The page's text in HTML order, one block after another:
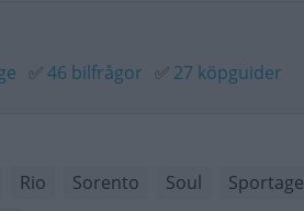
✅46 bilfrågor ✅ 27 köpguider
Rio Sorento Soul Sportage